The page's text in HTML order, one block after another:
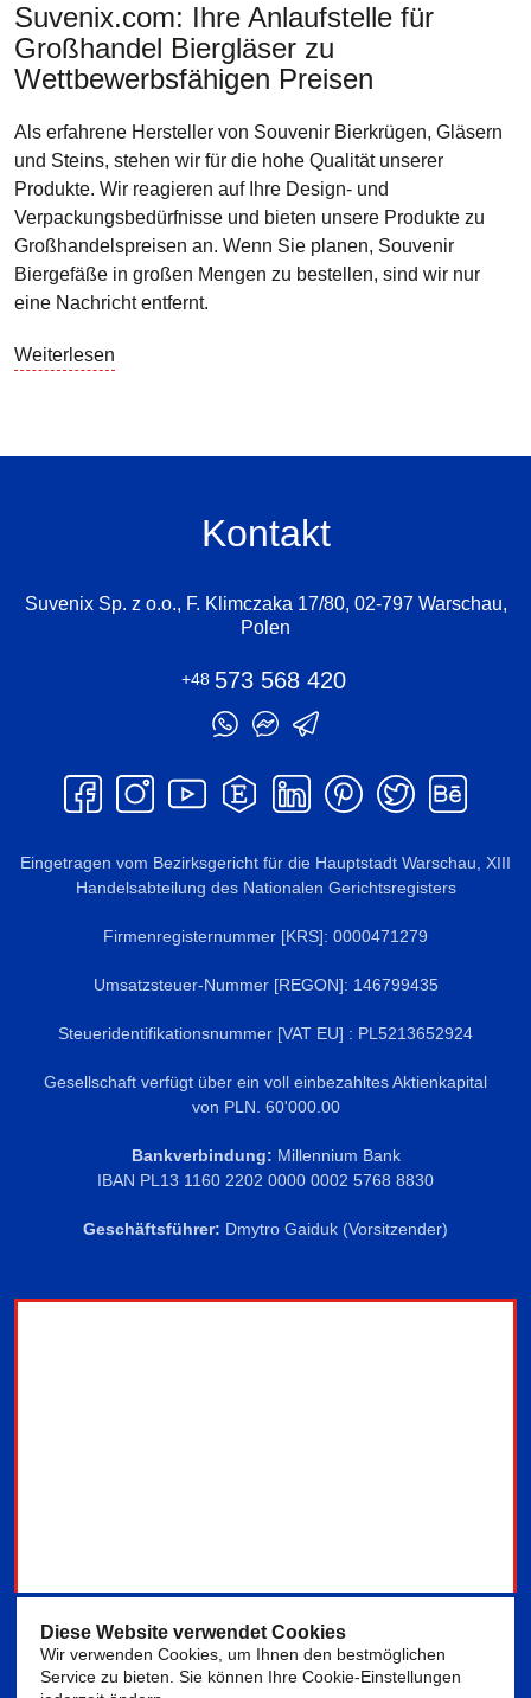
Suvenix.com: Ihre Anlaufstelle für
Großhandel Biergläser zu
Wettbewerbsfähigen Preisen
Als erfahrene Hersteller von Souvenir Bierkrügen, Gläsern
und Steins, stehen wir für die hohe Qualität unserer
Produkte. Wir reagieren auf Ihre Design- und
Verpackungsbedürfnisse und bieten unsere Produkte zu
Großhandelspreisen an. Wenn Sie planen, Souvenir
Biergefäße in großen Mengen zu bestellen, sind wir nur
eine Nachricht entfernt.
Weiterlesen
Kontakt
Suvenix Sp. z o.o., F. Klimczaka 17/80, 02-797 Warschau,
Polen
+48 573 568 420
Eingetragen vom Bezirksgericht für die Hauptstadt Warschau, XIII
Handelsabteilung des Nationalen Gerichtsregisters
Firmenregisternummer [KRS]: 0000471279
Umsatzsteuer-Nummer [REGON]: 146799435
Steueridentifikationsnummer [VAT EU] : PL5213652924
Gesellschaft verfügt über ein voll einbezahltes Aktienkapital
von PLN. 60'000.00
Bankverbindung: Millennium Bank
IBAN PL 13 1160 2202 0000 0002 5768 8830
Geschäftsführer: Dmytro Gaiduk (Vorsitzender)
Diese Website verwendet Cookies
Wir verwenden Cookies, um Ihnen den bestmöglichen
Service zu bieten. Sie können Ihre Cookie-Einstellungen